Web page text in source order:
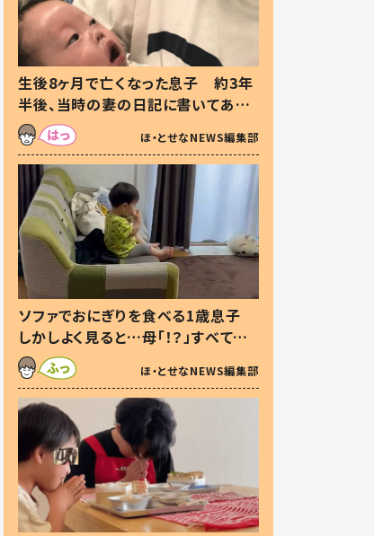
生後8ヶ月で亡くなった息子 約3年
半後、当時の妻の日記に書いてあっ
た本音とは
ほ・とせなNEWS編集部
ソファでおにぎりを食べる1歳息子
しかしよく見ると…母「！？」すべてを
察した母の投稿に「可愛いから許
す！」「現行犯〜」
ほ・とせなNEWS編集部